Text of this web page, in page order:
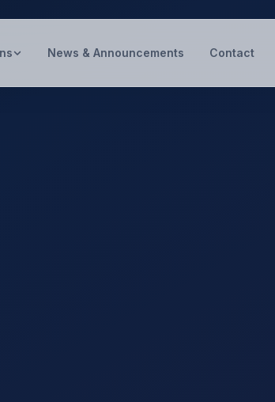
News & Announcements Contact